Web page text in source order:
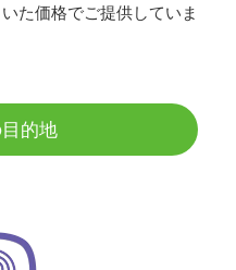
た価格でご提供していま
的地